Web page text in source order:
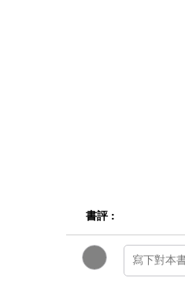
書評 :